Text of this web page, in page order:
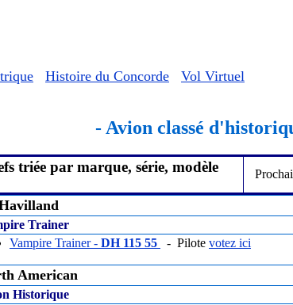
Histoire du Concorde
Vol Virtuel
- Avion classé
triée par marque, série, modèle
Trainer
Vampire Trainer - DH 115 55 - Pilote votez ici
American
Historique